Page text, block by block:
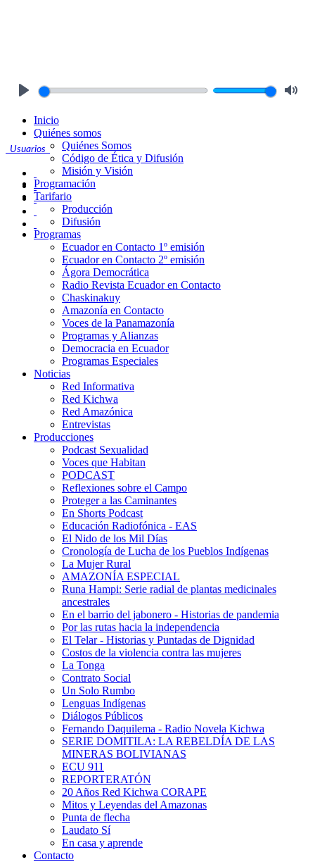
Usuarios
Inicio
Quiénes somos
Quiénes Somos
Código de Ética y Difusión
Misión y Visión
Programación
Tarifario
Producción
Difusión
Programas
Ecuador en Contacto 1º emisión
Ecuador en Contacto 2º emisión
Ágora Democrática
Radio Revista Ecuador en Contacto
Chaskinakuy
Amazonía en Contacto
Voces de la Panamazonía
Programas y Alianzas
Democracia en Ecuador
Programas Especiales
Noticias
Red Informativa
Red Kichwa
Red Amazónica
Entrevistas
Producciones
Podcast Sexualidad
Voces que Habitan
PODCAST
Reflexiones sobre el Campo
Proteger a las Caminantes
En Shorts Podcast
Educación Radiofónica - EAS
El Nido de los Mil Días
Cronología de Lucha de los Pueblos Indígenas
La Mujer Rural
AMAZONÍA ESPECIAL
Runa Hampi: Serie radial de plantas medicinales
ancestrales
En el barrio del jabonero - Historias de pandemia
Por las rutas hacia la independencia
El Telar - Historias y Puntadas de Dignidad
Costos de la violencia contra las mujeres
La Tonga
Contrato Social
Un Solo Rumbo
Lenguas Indígenas
Diálogos Públicos
Fernando Daquilema - Radio Novela Kichwa
SERIE DOMITILA: LA REBELDÍA DE LAS
MINERAS BOLIVIANAS
ECU 911
REPORTERATÓN
20 Años Red Kichwa CORAPE
Mitos y Leyendas del Amazonas
Punta de flecha
Laudato Sí
En casa y aprende
Contacto